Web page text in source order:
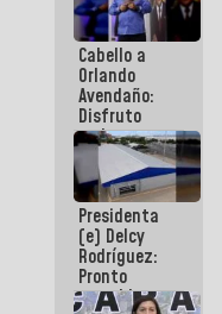
Cabello a
Orlando
Avendaño:
Disfruto
cada vez
que escribes
porque lo
que haces
es
embarrarla
Presidenta
(e) Delcy
Rodríguez:
Pronto
restableceremos